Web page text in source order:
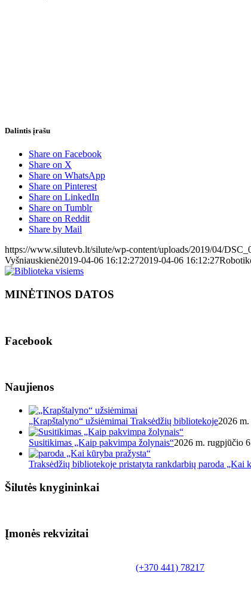
Dalintis įrašu
Share on Facebook
Share on X
Share on WhatsApp
Share on Pinterest
Share on LinkedIn
Share on Tumblr
Share on Reddit
Share by Mail
https://www.silutevb.lt/silute/wp-content/uploads/2019/04/
Vyšniauskienė2019-04-06 16:12:272019-04-06 16:12:27
MINĖTINOS DATOS
Facebook
Naujienos
„Krapštalyno“ užsiėmimai Traksėdžių bibliotekoje2026
Susitikimas „Kaip pakvimpa žolynais“2026 m. rugpjūčio 6
Traksėdžių bibliotekoje pristatyta rankdarbių paroda „Kai
Šilutės knygininkai
Įmonės rekvizitai
(+370 441) 78217